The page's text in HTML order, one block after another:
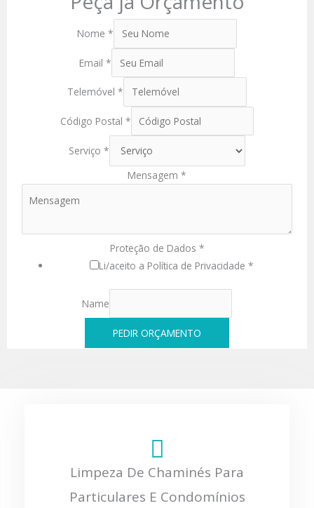
Nome*
Email*
Telemóvel*
Código Postal *
Serviço*
Mensagem *
Proteção de Dados *
Li/aceito a Política de Privacidade *
Name
PEDIR ORÇAMENTO
Limpeza De Chaminés Para
Particulares E Condomínios